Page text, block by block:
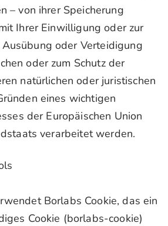
– von ihrer Speicherung
Ihrer Einwilligung oder zur
oder Verteidigung
oder zum Schutz der
natürlichen oder juristischen
eines wichtigen
der Europäischen Union
verarbeitet werden.
Borlabs Cookie, das ein
Cookie (borlabs-cookie)